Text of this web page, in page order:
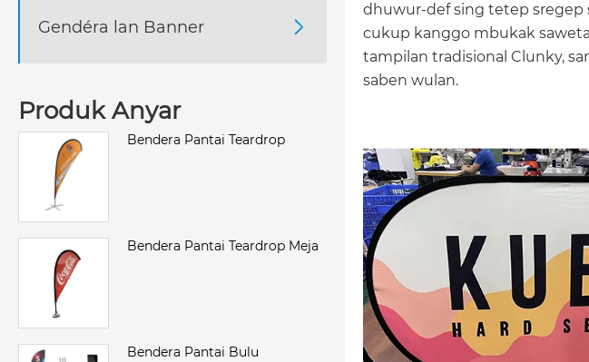
Gendéra lan Banner 
Produk Anyar
Bendera Pantai Teardrop
Bendera Pantai Teardrop Meja
Bendera Pantai Bulu
dhuwur-def sing tetep sregep
cukup kanggo mbukak
tampilan tradisional Clunky,
saben wulan.